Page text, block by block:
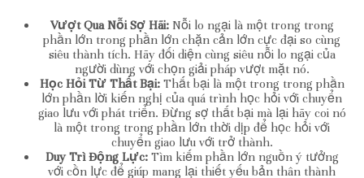
Vượt Qua Nỗi Sợ Hãi:Nỗi lo ngại là một trong trong
phần lớn trong phần lớn chặn cản lớn cực đại so cùng
siêu thành tích. Hãy đối diện cùng siêu nỗi lo ngại của
người dùng với chọn giải pháp vượt mặt nó.
Học Hỏi Từ Thất Bại:Thất bại là một trong trong phần
lớn phần lời kiến nghị của quá trình học hỏi với chuyển
giao lưu với phát triển. Đừng sợ thất bại mà lại hãy coi nó
là một trong trong phần lớn thời dịp để học hỏi với
chuyển giao lưu với trở thành.
Duy Trì Động Lực:Tìm kiếm phần lớn nguồn ý tưởng
với cồn lực để giúp mang lại thiết yếu bản thân thành